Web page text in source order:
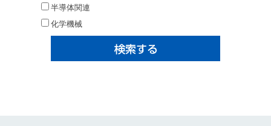
半導体関連
化学機械